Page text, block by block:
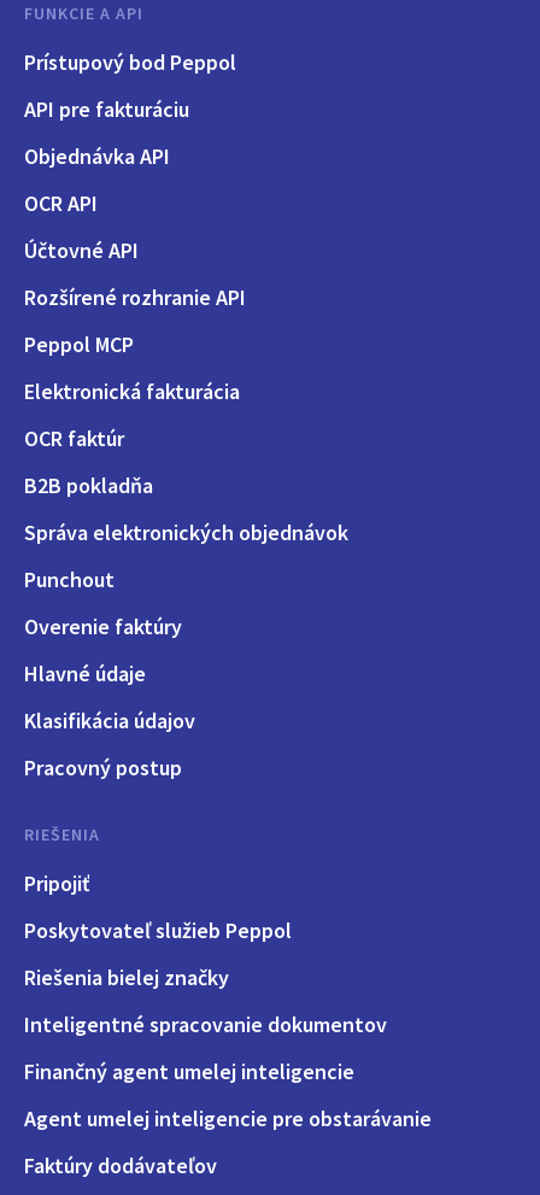
FUNKCIE A API
Prístupový bod Peppol
API pre fakturáciu
Objednávka API
OCR API
Účtovné API
Rozšírené rozhranie API
Peppol MCP
Elektronická fakturácia
OCR faktúr
B2B pokladňa
Správa elektronických objednávok
Punchout
Overenie faktúry
Hlavné údaje
Klasifikácia údajov
Pracovný postup
RIEŠENIA
Pripojiť
Poskytovateľ služieb Peppol
Riešenia bielej značky
Inteligentné spracovanie dokumentov
Finančný agent umelej inteligencie
Agent umelej inteligencie pre obstarávanie
Faktúry dodávateľov